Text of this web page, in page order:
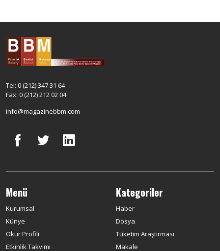
Tel: 0 (212) 347 31 64
Fax: 0 (212) 212 02 04
info@magazinebbm.com
Menü
Kurumsal
Künye
Okur Profili
Etkinlik Takvimi
Kategoriler
Haber
Dosya
Tüketim Araştırması
Makale